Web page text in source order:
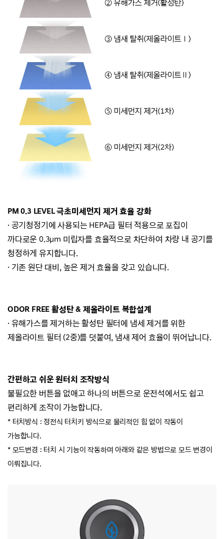
PM 0.3 LEVEL 극초미세먼지 제거 효율 강화
· 공기청정기에 사용되는 HEPA급 필터 적용으로 포집이
까다로운 0.3μm 미립자를 효율적으로 차단하여 차량 내 공기를
청정하게 유지합니다.
· 기존 원단 대비, 높은 제거 효율을 갖고 있습니다.
ODOR FREE 활성탄 & 제올라이트 복합설계
· 유해가스를 제거하는 활성탄 필터에 냄세 제거를 위한
제올라이트 필터 (2중)를 덧붙여, 냄새 제어 효율이 뛰어납니다.
간편하고 쉬운 원터치 조작방식
불필요한 버튼을 없애고 하나의 버튼으로 운전석에서도 쉽고
편리하게 조작이 가능합니다.
* 터치방식 : 정전식 터치키 방식으로 물리적인 힘 없이 작동이
가능합니다.
* 모드변경 : 터치 시 기능이 작동하며 아래와 같은 방법으로 모드 변경이
이뤄집니다.